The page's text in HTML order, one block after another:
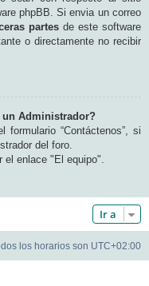
phpBB. Si envia un correo
partes de este software
o directamente no recibir
un Administrador?
“Contáctenos”, si
del foro.
enlace "El equipo".
Ir a
los horarios son UTC+02:00